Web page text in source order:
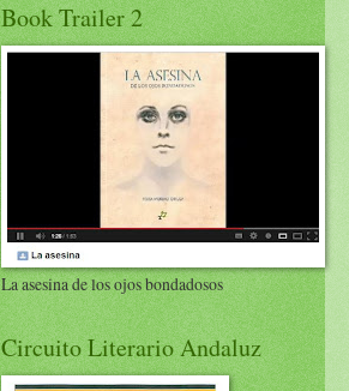
Book Trailer 2
La asesina de los ojos bondadosos
Circuito Literario Andaluz